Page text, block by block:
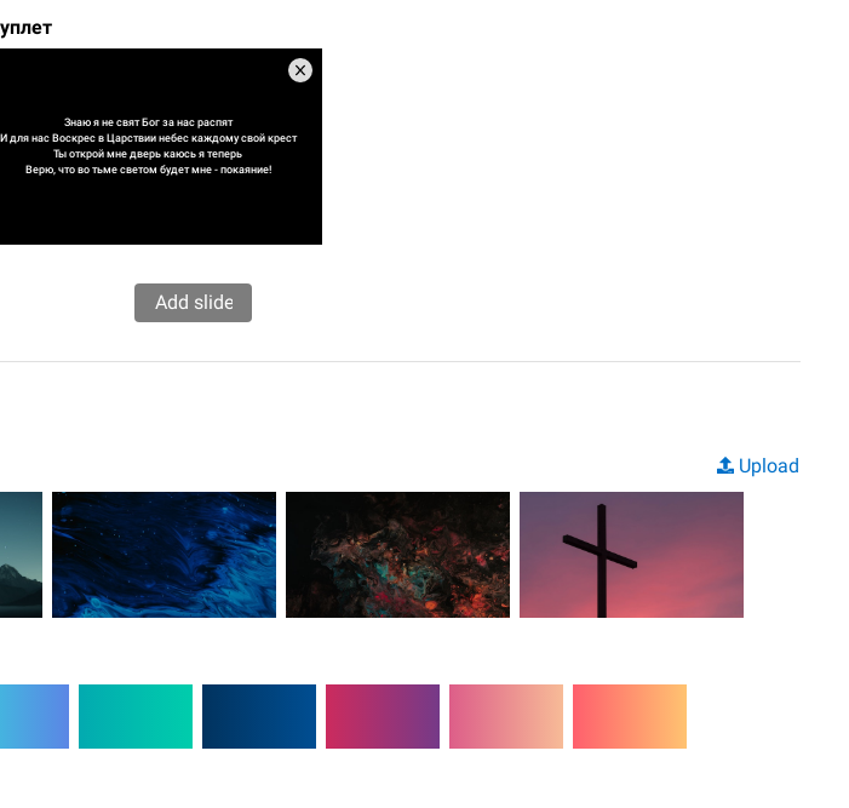
Знаю я не свят Бог за нас распят
И для нас Воскрес в Царствии небес каждому свой крест
Ты открой мне дверь каюсь я теперь
Верю, что во тьме светом будет мне - покаяние!
Upload